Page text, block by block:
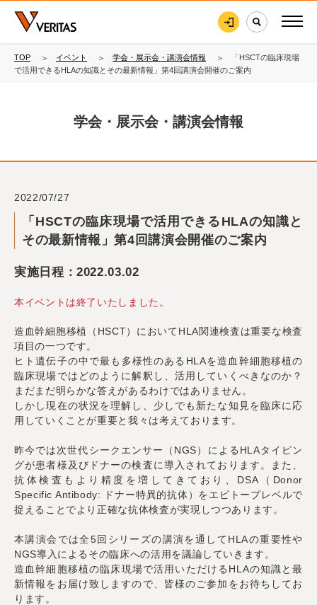
TOP イベント 学会・展示会・講演会情報
「HSCTの臨床現場
で活用できるHLAの知識とその最新情報」第4回講演会開催のご案内
学会・展示会・講演会情報
2022/07/27
「HSCTの臨床現場で活用できるHLAの知識と
その最新情報」第4回講演会開催のご案内
実施日程：2022.03.02
本イベントは終了いたしました。
造血幹細胞移植（HSCT）においてHLA関連検査は重要な検査
項目の一つです。
ヒト遺伝子の中で最も多様性のあるHLAを造血幹細胞移植の
臨床現場ではどのように解釈し、活用していくべきなのか？
まだまだ明らかな答えがあるわけではありません。
しかし現在の状況を理解し、少しでも新たな知見を臨床に応
用していくことが重要と我々は考えております。
昨今では次世代シークエンサー（ NGS）による HLAタイピン
グが患者様及びドナーの検査に導入されております。また、
抗体検査もより精度を増してきており、DSA（Donor
Specific Antibody: ドナー特異的抗体）をエピトープレベルで
捉えることでより正確な抗体検査が実現しつつあります。
本講演会では全5回シリーズの講演を通してHLAの重要性や
NGS導入によるその臨床への活用を議論していきます。
造血幹細胞移植の臨床現場で活用いただけるHLAの知識と最
新情報をお届け致しますので、皆様のご参加をお待ちしてお
ります。